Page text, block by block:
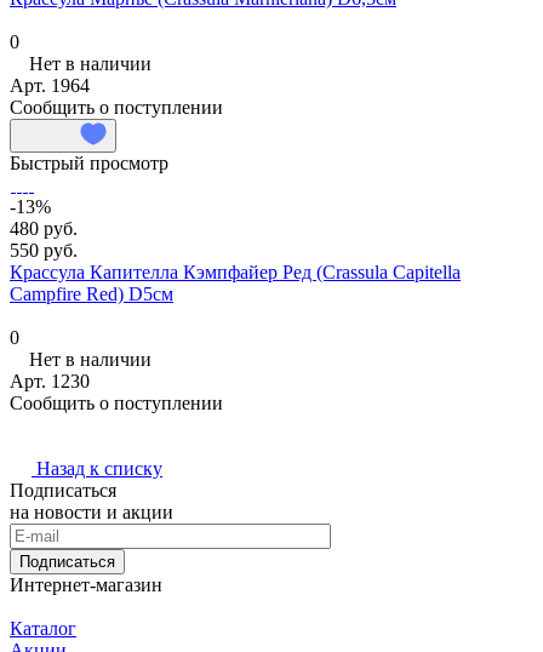
0
Нет в наличии
Арт. 1964
Сообщить о поступлении
Быстрый просмотр
-13%
480 руб.
550 руб.
Крассула Капителла Кэмпфайер Ред (Crassula Capitella
Campfire Red) D5см
0
Нет в наличии
Арт. 1230
Сообщить о поступлении
Назад к списку
Подписаться
на новости и акции
Подписаться
Интернет-магазин
Каталог